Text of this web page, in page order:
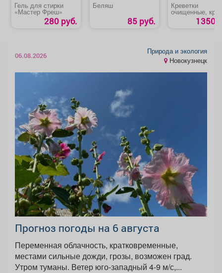
Гель для стирки
«Мастер Фреш»
280 руб.
Беляш
85 руб.
Креветки
очищенные,
1350
06.08.2026
Природа и экология
Новокузнецк
Прогноз погоды на 6 августа
Переменная облачность, кратковременные,
местами сильные дожди, грозы, возможен град.
Утром туманы. Ветер юго-западный 4-9 м/с,...